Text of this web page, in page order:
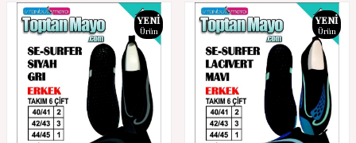
YENI
Ürün
YENI
Ürün